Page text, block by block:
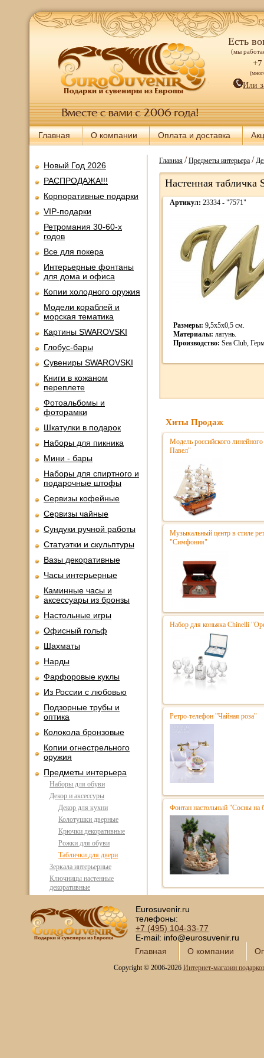
Есть
(мы
+7
Или
Главная О компании Оплата и доставка
Новый Год 2026
РАСПРОДАЖА!!!
Корпоративные подарки
VIP-подарки
Ретромания 30-60-х
годов
Все для покера
Интерьерные фонтаны
для дома и офиса
Копии холодного оружия
Модели кораблей и
морская тематика
Картины SWAROVSKI
Глобус-бары
Сувениры SWAROVSKI
Книги в кожаном
переплете
Фотоальбомы и
фоторамки
Шкатулки в подарок
Наборы для пикника
Мини - бары
Наборы для спиртного и
подарочные штофы
Сервизы кофейные
Сервизы чайные
Сундуки ручной работы
Статуэтки и скульптуры
Вазы декоративные
Часы интерьерные
Каминные часы и
аксессуары из бронзы
Настольные игры
Офисный гольф
Шахматы
Нарды
Фарфоровые куклы
Из России с любовью
Подзорные трубы и
оптика
Колокола бронзовые
Копии огнестрельного
оружия
Предметы интерьера
Наборы для обуви
Декор и аксессуры
Декор для кухни
Колотушки дверные
Крючки декоративные
Рожки для обуви
Таблички для двери
Зеркала интерьерные
Ключницы настенные
декоративные
Панно и постеры
Подносы, блюда и
менажницы
Столики декоративные
Главная/Предметы интерьера/
Настенная табличка
Артикул: 23334 - "7571"
Размеры: 9,5х5х0,5 см.
Материалы: латунь.
Производство: Sea Club,
Хиты Продаж
Модель российского
Павел"
Музыкальный центр в стиле
"Симфония"
Набор для коньяка Chinelli
Ретро-телефон "Чайная роза"
Фонтан настольный "Сосны на
Eurosuvenir.ru
телефоны:
+7 (495) 104-33-77
E-mail: info@eurosuvenir.ru
Главная
О компании
Copyright © 2006-2026 Интернет-магазин